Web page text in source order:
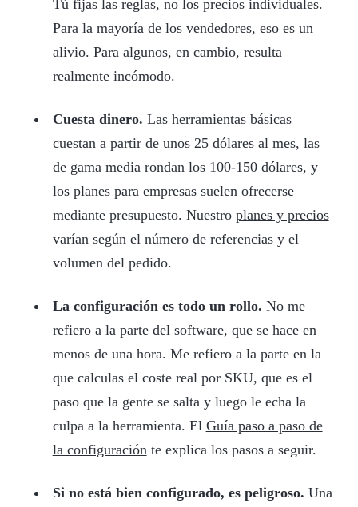
Tú fijas las reglas, no los precios individuales.
Para la mayoría de los vendedores, eso es un
alivio. Para algunos, en cambio, resulta
realmente incómodo.
Cuesta dinero. Las herramientas básicas
cuestan a partir de unos 25 dólares al mes, las
de gama media rondan los 100-150 dólares, y
los planes para empresas suelen ofrecerse
mediante presupuesto. Nuestro planes y precios
varían según el número de referencias y el
volumen del pedido.
La configuración es todo un rollo. No me
refiero a la parte del software, que se hace en
menos de una hora. Me refiero a la parte en la
que calculas el coste real por SKU, que es el
paso que la gente se salta y luego le echa la
culpa a la herramienta. El Guía paso a paso de
la configuración te explica los pasos a seguir.
Si no está bien configurado, es peligroso. Una